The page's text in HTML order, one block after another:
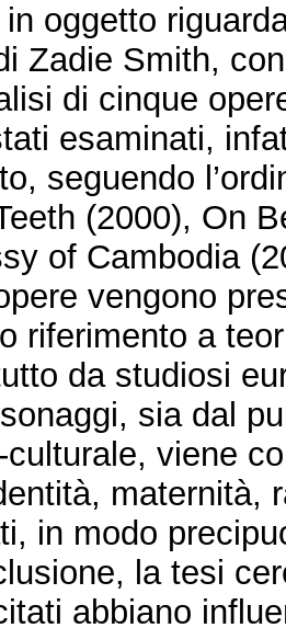
oggetto
Zadie Smith,
di cinque
esaminati,
seguendo
(2000), On
of Cambodia
vengono
riferimento a
da studiosi
sia dal
culturale, viene
maternità,
in modo
la tesi
abbiano